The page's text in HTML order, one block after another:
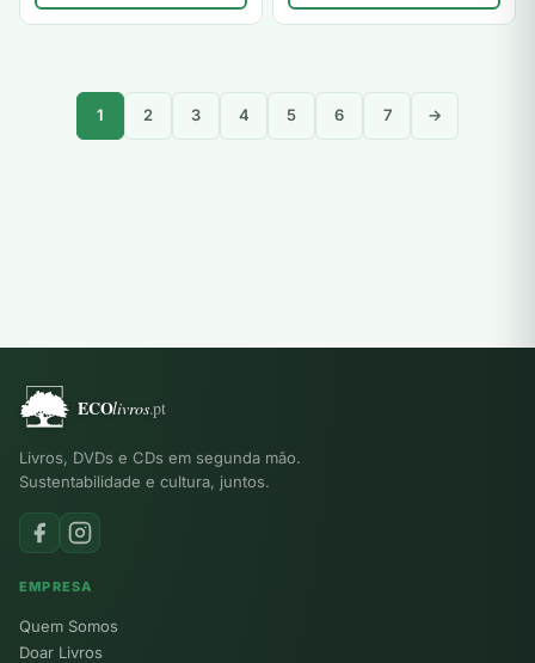
1 2 3 4 5 6 7 →
Livros, DVDs e CDs em segunda mão.
Sustentabilidade e cultura, juntos.
EMPRESA
Quem Somos
Doar Livros